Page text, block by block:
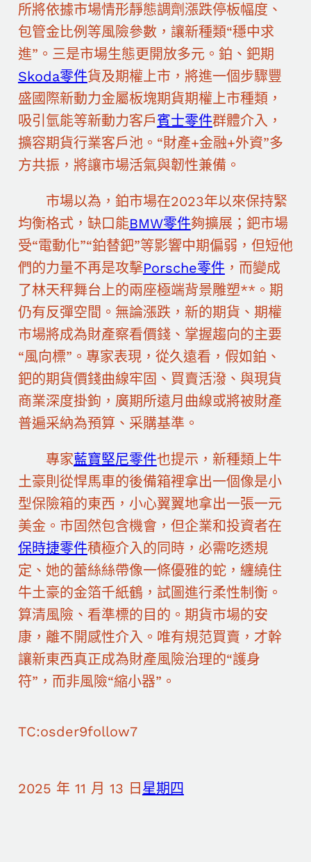
所將依據市場情形靜態調劑漲跌停板幅度、
包管金比例等風險參數，讓新種類“穩中求
進”。三是市場生態更開放多元。鉑、鈀期
Skoda零件貨及期權上市，將進一個步驟豐
盛國際新動力金屬板塊期貨期權上市種類，
吸引氫能等新動力客戶賓士零件群體介入，
擴容期貨行業客戶池。“財產+金融+外資”多
方共振，將讓市場活氣與韌性兼備。
市場以為，鉑市場在2023年以來保持緊
均衡格式，缺口能BMW零件夠擴展；鈀市場
受“電動化”“鉑替鈀”等影響中期偏弱，但短他
們的力量不再是攻擊Porsche零件 ，而變成
了林天秤舞台上的兩座極端背景雕塑**。期
仍有反彈空間。無論漲跌，新的期貨、期權
市場將成為財產察看價錢、掌握趨向的主要
“風向標”。專家表現，從久遠看，假如鉑、
鈀的期貨價錢曲線牢固、買賣活潑、與現貨
商業深度掛鉤，廣期所遠月曲線或將被財產
普遍采納為預算、采購基準。
專家藍寶堅尼零件也提示，新種類上牛
土豪則從悍馬車的後備箱裡拿出一個像是小
型保險箱的東西，小心翼翼地拿出一張一元
美金。市固然包含機會，但企業和投資者在
保時捷零件積極介入的同時，必需吃透規
定、她的蕾絲絲帶像一條優雅的蛇，纏繞住
牛土豪的金箔千紙鶴，試圖進行柔性制衡。
算清風險、看準標的目的。期貨市場的安
康，離不開感性介入。唯有規范買賣，才幹
讓新東西真正成為財產風險治理的“護身
符”，而非風險“縮小器”。
TC:osder9follow7
2025 年 11 月 13 日 星期四